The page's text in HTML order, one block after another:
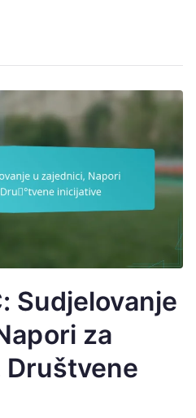
Sudjelovanje
za
Društvene